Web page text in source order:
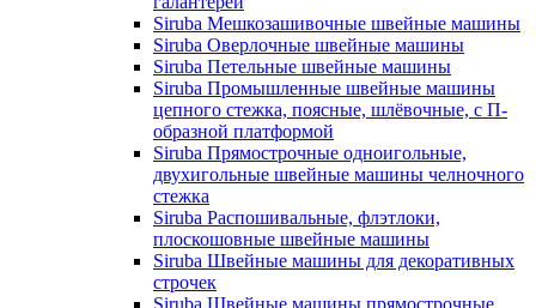
Siruba Мешкозашивочные швейные машины
Siruba Оверлочные швейные машины
Siruba Петельные швейные машины
Siruba Промышленные швейные машины
цепного стежка, поясные, шлёвочные, с П-
образной платформой
Siruba Прямострочные одноигольные,
двухигольные швейные машины челночного
стежка
Siruba Распошивальные, флэтлоки,
плоскошовные швейные машины
Siruba Швейные машины для декоративных
строчек
Siruba Швейные машины прямострочные,